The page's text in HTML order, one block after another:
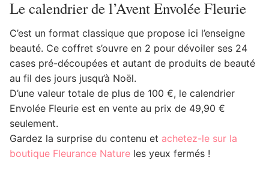
Le calendrier de l’Avent Envolée Fleurie
C’est un format classique que propose ici l’enseigne
beauté. Ce coffret s’ouvre en 2 pour dévoiler ses 24
cases pré-découpées et autant de produits de beauté
au fil des jours jusqu’à Noël.
D’une valeur totale de plus de 100 €, le calendrier
Envolée Fleurie est en vente au prix de 49,90 €
seulement.
Gardez la surprise du contenu et achetez-le sur la
boutique Fleurance Nature les yeux fermés !